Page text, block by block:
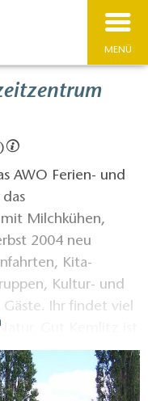
MENÜ
AWO Ferien- und
Milchkühen,
2004 neu
Kita-
Kultur- und
Ihr findet viel
Gut Kemlitz ist
DRAUF
entspannen, aber